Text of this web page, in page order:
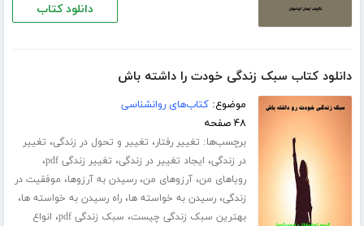
دانلود کتاب
دانلود کتاب سبک زندگی خودت را داشته باش
موضوع:کتاب‌های روانشناسی
۴۸ صفحه
برچسب‌ها: تغییر رفتار، تغییر و تحول در زندگی، تغییر
در زندگی، ایجاد تغییر در زندگی، تغییر زندگی pdf ،
رویاهای من،آرزوهای من،رسیدن به آرزوها، موفقیت در
زندگی،رسیدن به خواسته ها،راه رسیدن به خواسته ها،
بهترین سبک زندگی چیست، سبک زندگی pdf ، انواع